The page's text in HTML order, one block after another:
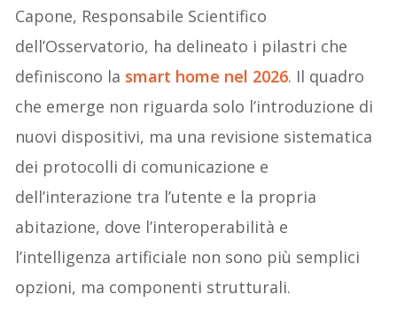
Capone, Responsabile Scientifico
dell’Osservatorio, ha delineato i pilastri che
definiscono la smart home nel 2026. Il quadro
che emerge non riguarda solo l’introduzione di
nuovi dispositivi, ma una revisione sistematica
dei protocolli di comunicazione e
dell’interazione tra l’utente e la propria
abitazione, dove l’interoperabilità e
l’intelligenza artificiale non sono più semplici
opzioni, ma componenti strutturali.